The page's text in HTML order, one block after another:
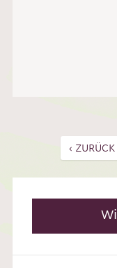
‹ ZURÜCK